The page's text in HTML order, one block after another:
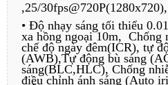
,25/
• Độ nhạy sáng tối thiểu
xa hồng ngoại 10m, Chống
chế độ ngày đêm(ICR), tự
(AWB),Tự động bù sáng
sáng(BLC,HLC), Chống
điều chỉnh ánh sáng (Auto